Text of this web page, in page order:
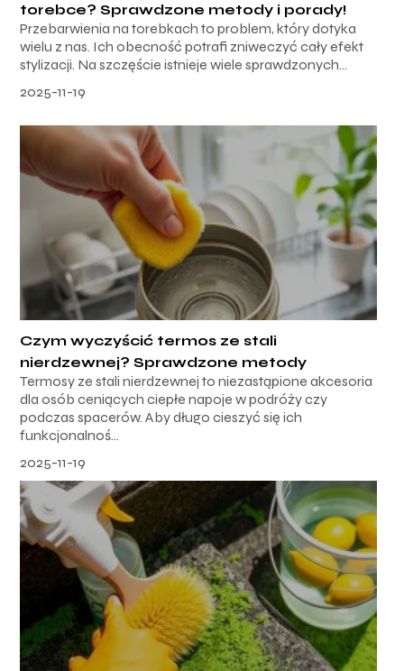
torebce? Sprawdzone metody i porady!
Przebarwienia na torebkach to problem, który dotyka
wielu z nas. Ich obecność potrafi zniweczyć cały efekt
stylizacji. Na szczęście istnieje wiele sprawdzonych...
2025-11-19
Czym wyczyścić termos ze stali
nierdzewnej? Sprawdzone metody
Termosy ze stali nierdzewnej to niezastąpione akcesoria
dla osób ceniących ciepłe napoje w podróży czy
podczas spacerów. Aby długo cieszyć się ich
funkcjonalnoś...
2025-11-19